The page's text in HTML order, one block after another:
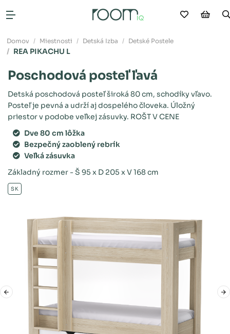
Otvoriť menu Moje
Domov Miestnosti Detská Izba Detské Postele
REA PIKACHU L
Poschodová posteľ ľavá
Detská poschodová posteľ široká 80 cm, schodíky vľavo.
Posteľ je pevná a udrží aj dospelého človeka. Úložný
priestor v podobe veľkej zásuvky. ROŠT V CENE
Dve 80 cm lôžka
Bezpečný zaoblený rebrík
Veľká zásuvka
Základný rozmer - Š 95 x D 205 x V 168 cm
SK